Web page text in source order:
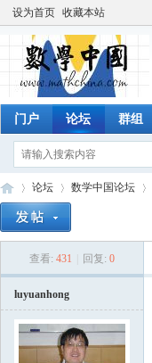
设为首页 收藏本站
门户 论坛 群组
论坛
›
数学中国论坛
查看: 431 回复: 0
luyuanhong